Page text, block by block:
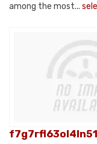
among the most...
f7g7rfl63ol4ln51